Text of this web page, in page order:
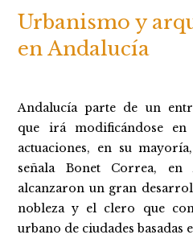
Urbanismo y
en Andalucía
Andalucía parte de un
que irá modificándose
actuaciones, en su
señala Bonet Correa, en
alcanzaron un gran
nobleza y el clero que
urbano de ciudades basadas